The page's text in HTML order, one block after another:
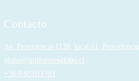
Contacto
Av. Providencia 1120, local 61, Providencia
globo@uniformesglobo.cl
+56 9 95103703